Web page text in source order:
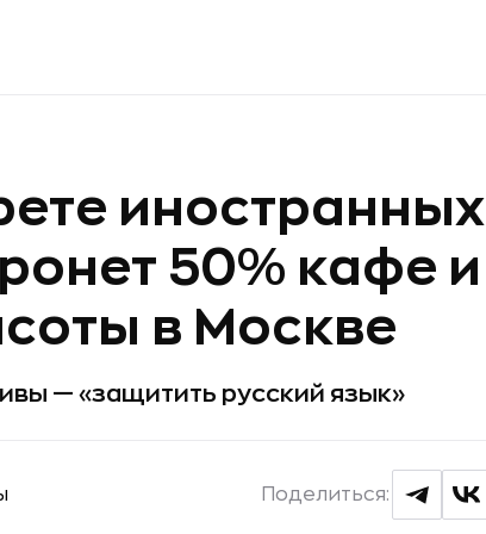
иностранных
50% кафе и
в Москве
— «защитить русский язык»
Поделиться: